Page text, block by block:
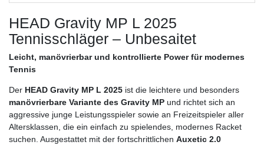
HEAD Gravity MP L 2025
Tennisschläger – Unbesaitet
Leicht, manövrierbar und kontrollierte Power für modernes
Tennis
Der HEAD Gravity MP L 2025 ist die leichtere und besonders
manövrierbare Variante des Gravity MP und richtet sich an
aggressive junge Leistungsspieler sowie an Freizeitspieler aller
Altersklassen, die ein einfach zu spielendes, modernes Racket
suchen. Ausgestattet mit der fortschrittlichen Auxetic 2.0